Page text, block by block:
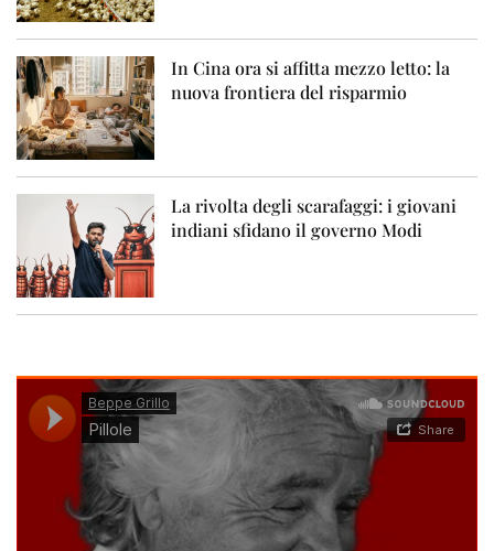
In Cina ora si affitta mezzo letto: la
nuova frontiera del risparmio
La rivolta degli scarafaggi: i giovani
indiani sfidano il governo Modi